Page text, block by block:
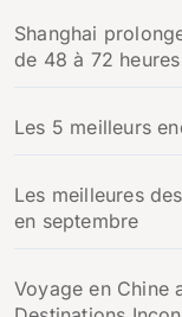
Shanghai
de 48 à 72 heures
Les 5 meilleurs
Les meilleures
en septembre
Voyage en Chine